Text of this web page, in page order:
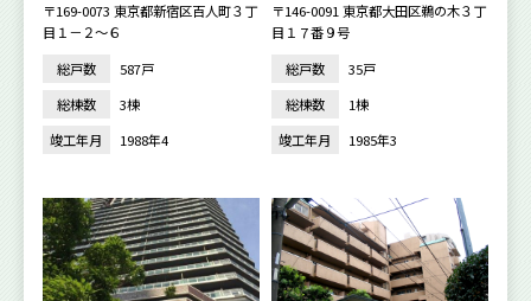
〒169-0073 東京都新宿区百人町３丁
目１－２～６
総戸数
587戸
総棟数
3棟
竣工年月
1988年4
〒146-0091 東京都大田区鵜の木３丁
目１７番９号
総戸数
35戸
総棟数
1棟
竣工年月
1985年3